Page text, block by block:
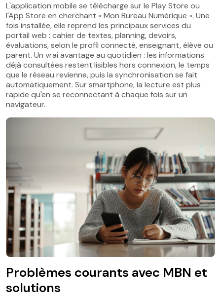
L'application mobile se télécharge sur le Play Store ou
l'App Store en cherchant « Mon Bureau Numérique ». Une
fois installée, elle reprend les principaux services du
portail web : cahier de textes, planning, devoirs,
évaluations, selon le profil connecté, enseignant, élève ou
parent. Un vrai avantage au quotidien : les informations
déjà consultées restent lisibles hors connexion, le temps
que le réseau revienne, puis la synchronisation se fait
automatiquement. Sur smartphone, la lecture est plus
rapide qu'en se reconnectant à chaque fois sur un
navigateur.
Problèmes courants avec MBN et
solutions